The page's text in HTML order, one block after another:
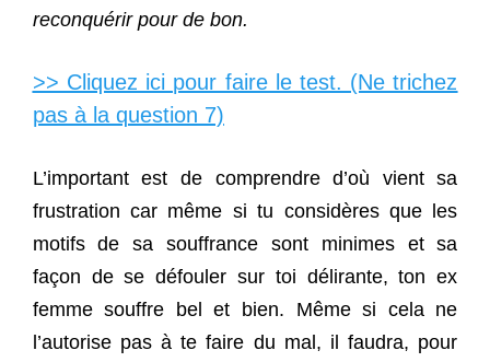
reconquérir pour de bon.
>> Cliquez ici pour faire le test. (Ne trichez
pas à la question 7)
L’important est de comprendre d’où vient sa
frustration car même si tu considères que les
motifs de sa souffrance sont minimes et sa
façon de se défouler sur toi délirante, ton ex
femme souffre bel et bien. Même si cela ne
l’autorise pas à te faire du mal, il faudra, pour